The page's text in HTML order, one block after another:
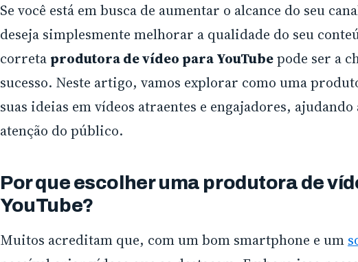
Se você está em busca de aumentar o alcance do seu
deseja simplesmente melhorar a qualidade do seu
correta produtora de vídeo para YouTubepode ser a
sucesso. Neste artigo, vamos explorar como uma
suas ideias em vídeos atraentes e engajadores,
atenção do público.
Por que escolher uma produtora de
YouTube?
Muitos acreditam que, com um bom smartphone e um